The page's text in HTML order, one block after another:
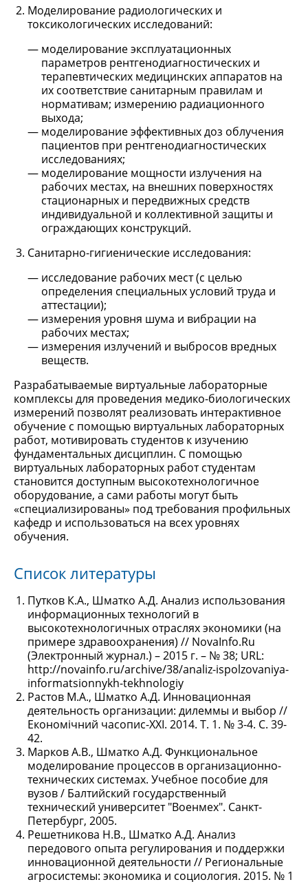
Моделирование радиологических и
токсикологических исследований:
моделирование эксплуатационных
параметров рентгенодиагностических и
терапевтических медицинских аппаратов на
их соответствие санитарным правилам и
нормативам; измерению радиационного
выхода;
моделирование эффективных доз облучения
пациентов при рентгенодиагностических
исследованиях;
моделирование мощности излучения на
рабочих местах, на внешних поверхностях
стационарных и передвижных средств
индивидуальной и коллективной защиты и
ограждающих конструкций.
Санитарно-гигиенические исследования:
исследование рабочих мест (с целью
определения специальных условий труда и
аттестации);
измерения уровня шума и вибрации на
рабочих местах;
измерения излучений и выбросов вредных
веществ.
Разрабатываемые виртуальные лабораторные
комплексы для проведения медико-биологических
измерений позволят реализовать интерактивное
обучение с помощью виртуальных лабораторных
работ, мотивировать студентов к изучению
фундаментальных дисциплин. С помощью
виртуальных лабораторных работ студентам
становится доступным высокотехнологичное
оборудование, а сами работы могут быть
«специализированы» под требования профильных
кафедр и использоваться на всех уровнях
обучения.
Список литературы
Путков К.А., Шматко А.Д. Анализ использования
информационных технологий в
высокотехнологичных отраслях экономики (на
примере здравоохранения) // NovaInfo.Ru
(Электронный журнал.) – 2015 г. – № 38; URL:
http://novainfo.ru/archive/38/analiz-ispolzovaniya-
informatsionnykh-tekhnologiy
Растов М.А., Шматко А.Д. Инновационная
деятельность организации: дилеммы и выбор //
Економiчний часопис-XXI. 2014. Т. 1. № 3-4. С. 39-
42.
Марков А.В., Шматко А.Д. Функциональное
моделирование процессов в организационно-
технических системах. Учебное пособие для
вузов / Балтийский государственный
технический университет "Военмех". Санкт-
Петербург, 2005.
Решетникова Н.В., Шматко А.Д. Анализ
передового опыта регулирования и поддержки
инновационной деятельности // Региональные
агросистемы: экономика и социология. 2015. № 1